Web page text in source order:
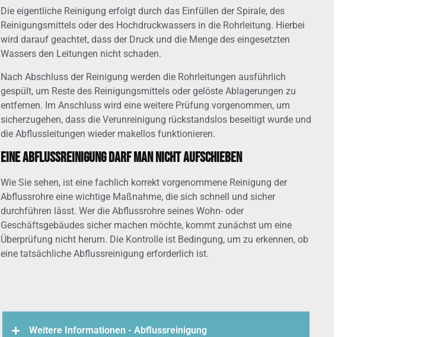
Die eigentliche Reinigung erfolgt durch das Einfüllen der Spirale, des
Reinigungsmittels oder des Hochdruckwassers in die Rohrleitung. Hierbei
wird darauf geachtet, dass der Druck und die Menge des eingesetzten
Wassers den Leitungen nicht schaden.
Nach Abschluss der Reinigung werden die Rohrleitungen ausführlich
gespült, um Reste des Reinigungsmittels oder gelöste Ablagerungen zu
entfernen. Im Anschluss wird eine weitere Prüfung vorgenommen, um
sicherzugehen, dass die Verunreinigung rückstandslos beseitigt wurde und
die Abflussleitungen wieder makellos funktionieren.
Eine Abflussreinigung darf man nicht aufschieben
Wie Sie sehen, ist eine fachlich korrekt vorgenommene Reinigung der
Abflussrohre eine wichtige Maßnahme, die sich schnell und sicher
durchführen lässt. Wer die Abflussrohre seines Wohn- oder
Geschäftsgebäudes sicher machen möchte, kommt zunächst um eine
Überprüfung nicht herum. Die Kontrolle ist Bedingung, um zu erkennen, ob
eine tatsächliche Abflussreinigung erforderlich ist.
Weitere Informationen - Abflussreinigung